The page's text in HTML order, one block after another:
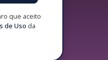
que aceito
de Uso da